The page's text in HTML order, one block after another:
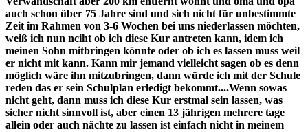
auch schon über 75 Jahre sind und sich nicht für unbestimmte
Zeit im Rahmen von 3-6 Wochen bei uns niederlassen möchten,
weiß ich nun nciht ob ich diese Kur antreten kann, idem ich
meinen Sohn mitbringen könnte oder ob ich es lassen muss weil
er nicht mit kann. Kann mir jemand vielleicht sagen ob es denn
möglich wäre ihn mitzubringen, dann würde ich mit der Schule
reden das er sein Schulplan erledigt bekommt....Wenn sowas
nicht geht, dann muss ich diese Kur erstmal sein lassen, was
sicher nicht sinnvoll ist, aber einen 13 jährigen mehrere tage
allein oder auch nächte zu lassen ist einfach nicht in meinem